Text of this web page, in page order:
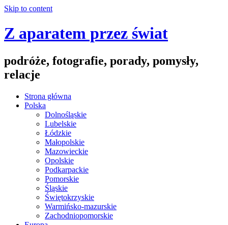
Skip to content
Z aparatem przez świat
podróże, fotografie, porady, pomysły,
relacje
Strona główna
Polska
Dolnośląskie
Lubelskie
Łódzkie
Małopolskie
Mazowieckie
Opolskie
Podkarpackie
Pomorskie
Śląskie
Świętokrzyskie
Warmińsko-mazurskie
Zachodniopomorskie